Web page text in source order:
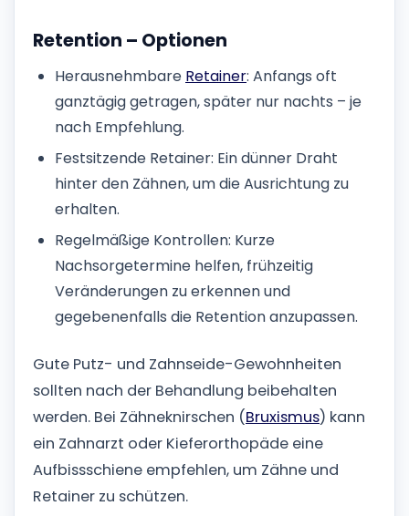
Retention – Optionen
Herausnehmbare Retainer: Anfangs oft
ganztägig getragen, später nur nachts – je
nach Empfehlung.
Festsitzende Retainer: Ein dünner Draht
hinter den Zähnen, um die Ausrichtung zu
erhalten.
Regelmäßige Kontrollen: Kurze
Nachsorgetermine helfen, frühzeitig
Veränderungen zu erkennen und
gegebenenfalls die Retention anzupassen.
Gute Putz- und Zahnseide-Gewohnheiten
sollten nach der Behandlung beibehalten
werden. Bei Zähneknirschen (Bruxismus) kann
ein Zahnarzt oder Kieferorthopäde eine
Aufbissschiene empfehlen, um Zähne und
Retainer zu schützen.